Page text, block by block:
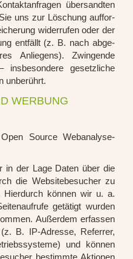
über­sand­ten
uns zur Löschung auf­for­
wider­ru­fen oder der
ent­fällt (z. B. nach abge­
Anlie­gens). Zwin­gen­de
ins­be­son­de­re gesetz­li­che
unbe­rührt.
WERBUNG
Source Web­ana­ly­se­
in der Lage Daten über die
die Web­site­be­su­cher zu
kön­nen wir u. a.
getä­tigt wur­den
Außer­dem erfas­sen
B. IP-Adres­se, Refer­rer,
und kön­nen
bestimm­te Aktio­nen